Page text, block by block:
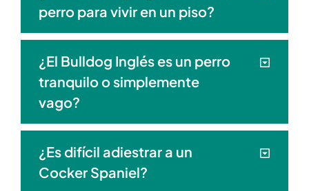
perro para vivir en un piso?
¿El Bulldog Inglés es un perro
tranquilo o simplemente
vago?
¿Es difícil adiestrar a un
Cocker Spaniel?